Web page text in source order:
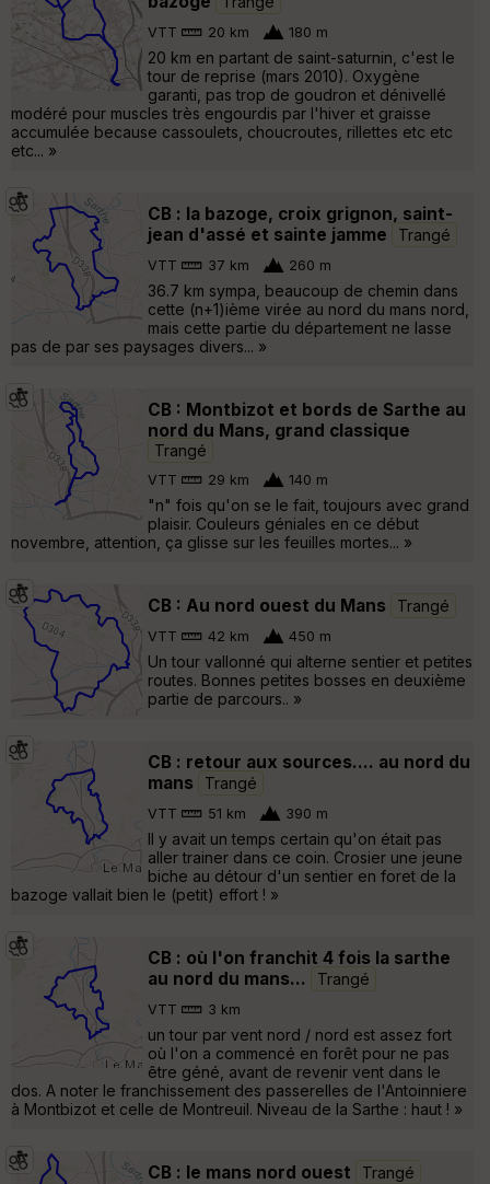
VTT 20 km 180 m
20 km en partant de saint-saturnin, c'est le
tour de reprise (mars 2010). Oxygène
garanti, pas trop de goudron et dénivellé
modéré pour muscles très engourdis par l'hiver et graisse
accumulée because cassoulets, choucroutes, rillettes etc etc
etc... »
CB : la bazoge, croix grignon, saint-
jean d'assé et sainte jamme
Trangé
VTT 37 km 260 m
36.7 km sympa, beaucoup de chemin dans
cette (n+1)ième virée au nord du mans nord,
mais cette partie du département ne lasse
pas de par ses paysages divers... »
CB : Montbizot et bords de Sarthe au
nord du Mans, grand classique
Trangé
VTT 29 km 140 m
"n" fois qu'on se le fait, toujours avec grand
plaisir. Couleurs géniales en ce début
novembre, attention, ça glisse sur les feuilles mortes... »
CB : Au nord ouest du Mans Trangé
VTT 42 km 450 m
Un tour vallonné qui alterne sentier et petites
routes. Bonnes petites bosses en deuxième
partie de parcours.. »
CB : retour aux sources.... au nord du
mans
Trangé
VTT 51 km 390 m
Il y avait un temps certain qu'on était pas
aller trainer dans ce coin. Crosier une jeune
biche au détour d'un sentier en foret de la
bazoge vallait bien le (petit) effort ! »
CB : où l'on franchit 4 fois la sarthe
au nord du mans...
Trangé
VTT 3 km
un tour par vent nord / nord est assez fort
où l'on a commencé en forêt pour ne pas
être géné, avant de revenir vent dans le
dos. A noter le franchissement des passerelles de l'Antoinniere
à Montbizot et celle de Montreuil. Niveau de la Sarthe : haut ! »
CB : le mans nord ouest Trangé